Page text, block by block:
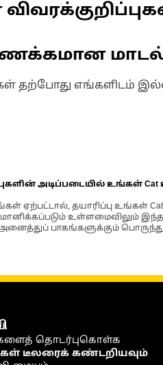
தற்போது எங்களிடம்
அடிப்படையில் உங்கள்
ஏற்பட்டால், தயாரிப்பு உங்கள்
உள்ளமைவிலும்
பாகங்களுக்கும்
தொடர்புகொள்க
டீலரைக் கண்டறியவும்